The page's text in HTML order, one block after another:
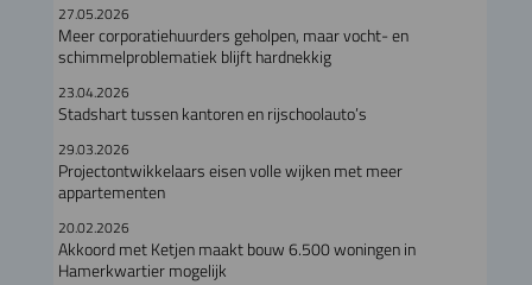
27.05.2026
Meer corporatiehuurders geholpen, maar vocht- en
schimmelproblematiek blijft hardnekkig
23.04.2026
Stadshart tussen kantoren en rijschoolauto’s
29.03.2026
Projectontwikkelaars eisen volle wijken met meer
appartementen
20.02.2026
Akkoord met Ketjen maakt bouw 6.500 woningen in
Hamerkwartier mogelijk